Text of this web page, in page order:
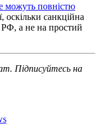
можуть повністю
оскільки санкційна
РФ, а не на простий
Підписуйтесь на